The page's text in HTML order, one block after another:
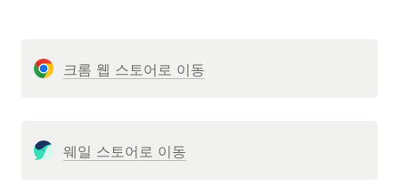
크롬 웹 스토어로 이동
웨일 스토어로 이동